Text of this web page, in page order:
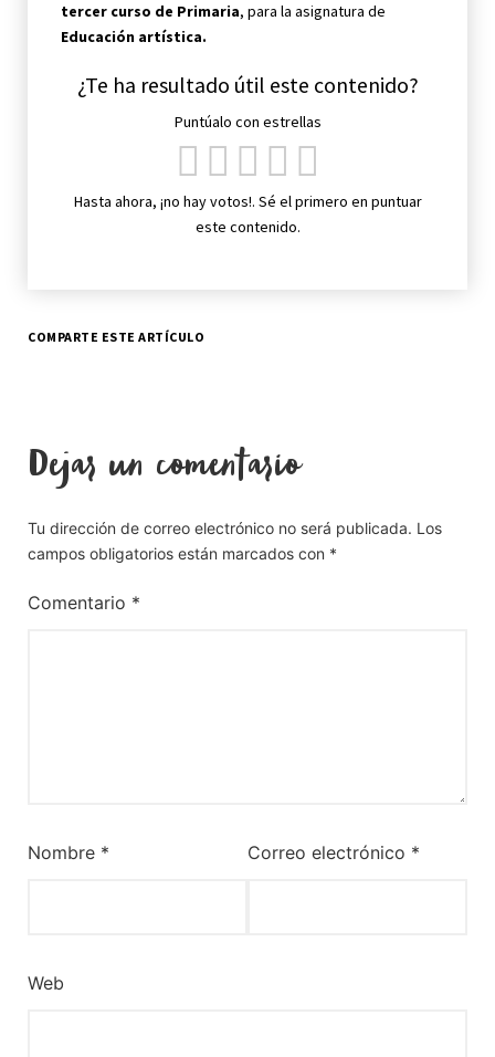
tercer curso de Primaria, para la asignatura de
Educación artística.
¿Te ha resultado útil este contenido?
Puntúalo con estrellas
Hasta ahora, ¡no hay votos!. Sé el primero en puntuar
este contenido.
COMPARTE ESTE ARTÍCULO
Dejar un comentario
Tu dirección de correo electrónico no será publicada. Los
campos obligatorios están marcados con *
Comentario *
Nombre * Correo electrónico *
Web